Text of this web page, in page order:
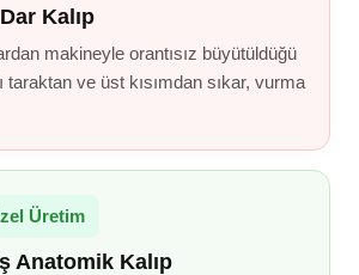
Kalıp
makineyle orantısız büyütüldüğü
taraktan ve üst kısımdan sıkar, vurma
Üretim
Anatomik Kalıp